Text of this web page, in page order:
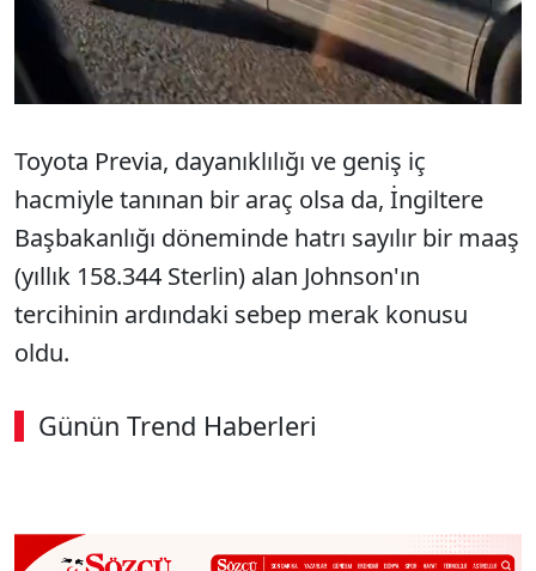
Toyota Previa, dayanıklılığı ve geniş iç
hacmiyle tanınan bir araç olsa da, İngiltere
Başbakanlığı döneminde hatrı sayılır bir maaş
(yıllık 158.344 Sterlin) alan Johnson'ın
tercihinin ardındaki sebep merak konusu
oldu.
Günün Trend Haberleri
00:02 / 02:14